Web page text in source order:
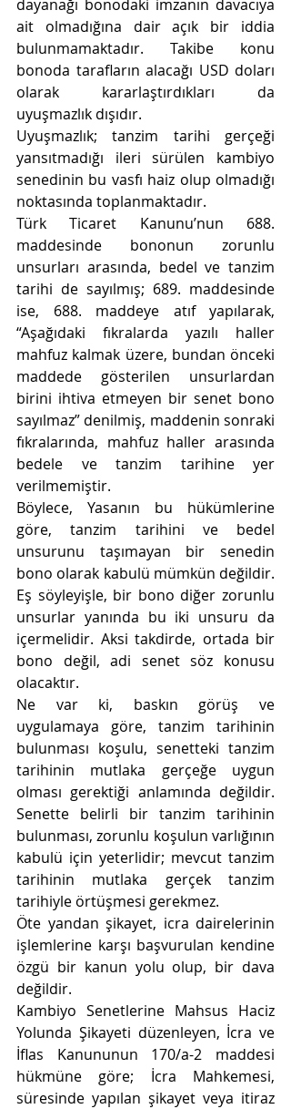
dayanağı bonodaki imzanın davacıya
ait olmadığına dair açık bir iddia
bulunmamaktadır. Takibe konu
bonoda tarafların alacağı USD doları
olarak kararlaştırdıkları da
uyuşmazlık dışıdır.
Uyuşmazlık; tanzim tarihi gerçeği
yansıtmadığı ileri sürülen kambiyo
senedinin bu vasfı haiz olup olmadığı
noktasında toplanmaktadır.
Türk Ticaret Kanunu’nun 688.
maddesinde bononun zorunlu
unsurları arasında, bedel ve tanzim
tarihi de sayılmış; 689. maddesinde
ise, 688. maddeye atıf yapılarak,
“Aşağıdaki fıkralarda yazılı haller
mahfuz kalmak üzere, bundan önceki
maddede gösterilen unsurlardan
birini ihtiva etmeyen bir senet bono
sayılmaz” denilmiş, maddenin sonraki
fıkralarında, mahfuz haller arasında
bedele ve tanzim tarihine yer
verilmemiştir.
Böylece, Yasanın bu hükümlerine
göre, tanzim tarihini ve bedel
unsurunu taşımayan bir senedin
bono olarak kabulü mümkün değildir.
Eş söyleyişle, bir bono diğer zorunlu
unsurlar yanında bu iki unsuru da
içermelidir. Aksi takdirde, ortada bir
bono değil, adi senet söz konusu
olacaktır.
Ne var ki, baskın görüş ve
uygulamaya göre, tanzim tarihinin
bulunması koşulu, senetteki tanzim
tarihinin mutlaka gerçeğe uygun
olması gerektiği anlamında değildir.
Senette belirli bir tanzim tarihinin
bulunması, zorunlu koşulun varlığının
kabulü için yeterlidir; mevcut tanzim
tarihinin mutlaka gerçek tanzim
tarihiyle örtüşmesi gerekmez.
Öte yandan şikayet, icra dairelerinin
işlemlerine karşı başvurulan kendine
özgü bir kanun yolu olup, bir dava
değildir.
Kambiyo Senetlerine Mahsus Haciz
Yolunda Şikayeti düzenleyen, İcra ve
İflas Kanununun 170/a-2 maddesi
hükmüne göre; İcra Mahkemesi,
süresinde yapılan şikayet veya itiraz